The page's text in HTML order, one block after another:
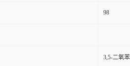
98
3,5-二氧